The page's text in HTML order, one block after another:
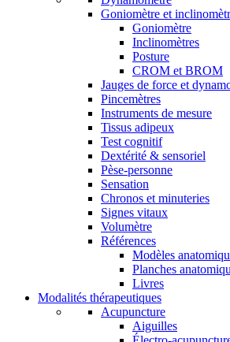
Goniomètre et
Goniomètre
Inclinomètres
Posture
CROM et BROM
Jauges de force et
Pincemètres
Instruments de mesure
Tissus adipeux
Test cognitif
Dextérité & sensoriel
Pèse-personne
Sensation
Chronos et minuteries
Signes vitaux
Volumètre
Références
Modèles
Planches
Livres
Modalités thérapeutiques
Acupuncture
Aiguilles